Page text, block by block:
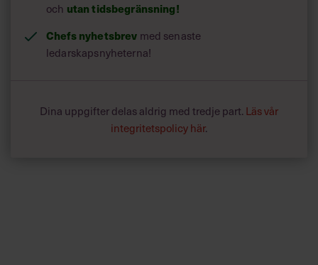
och utan tidsbegränsning!
Chefs nyhetsbrev med senaste
ledarskapsnyheterna!
Dina uppgifter delas aldrig med tredje part. Läs vår
integritetspolicy här.